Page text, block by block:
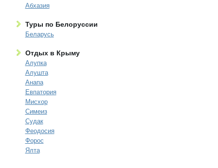
Абхазия
Туры по Белоруссии
Беларусь
Отдых в Крыму
Алупка
Алушта
Анапа
Евпатория
Мисхор
Симеиз
Судак
Феодосия
Форос
Ялта